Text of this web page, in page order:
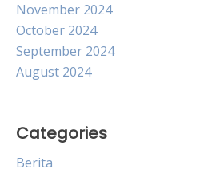
November 2024
October 2024
September 2024
August 2024
Categories
Berita